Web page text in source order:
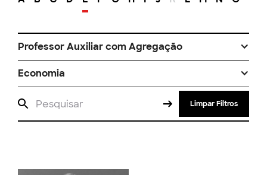
Professor Auxiliar com Agregação
Economia
Limpar Filtros